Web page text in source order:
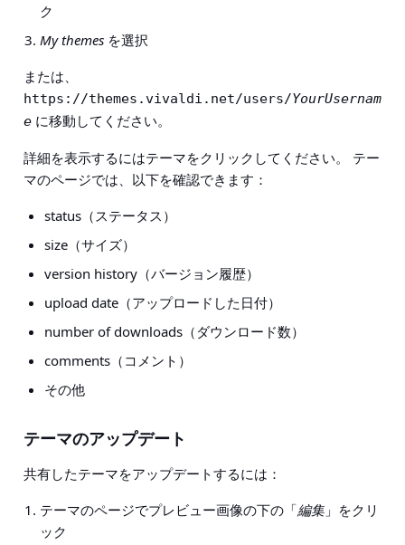
ク
My themes を選択
または、
https://themes.vivaldi.net/users/YourUsernam
e に移動してください。
詳細を表示するにはテーマをクリックしてください。 テー
マのページでは、以下を確認できます：
status（ステータス）
size（サイズ）
version history（バージョン履歴）
upload date（アップロードした日付）
number of downloads（ダウンロード数）
comments（コメント）
その他
テーマのアップデート
共有したテーマをアップデートするには：
テーマのページでプレビュー画像の下の「編集 」をクリ
ック